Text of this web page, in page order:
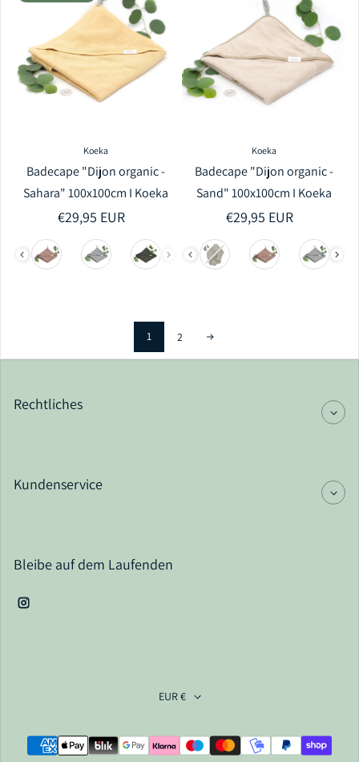
Koeka
Badecape "Dijon organic -
Sahara" 100x100cm I Koeka
Regulärer Preis
€29,95 EUR
Koeka
Badecape "Dijon organic -
Sand" 100x100cm I Koeka
Regulärer Preis
€29,95 EUR
1 2
Rechtliches
Kundenservice
Bleibe auf dem Laufenden
Instagram
Zahlungsarten
EUR €